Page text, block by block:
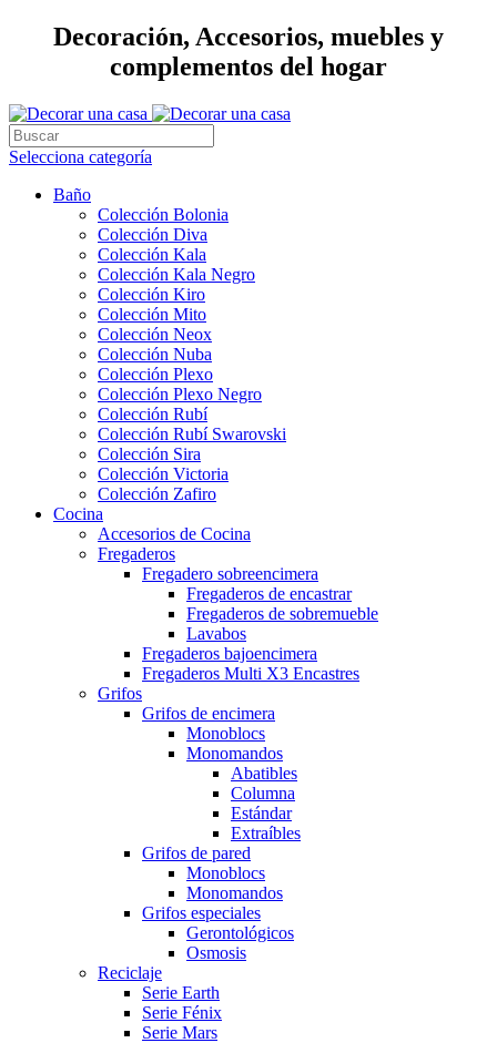
Decoración, Accesorios, muebles y
complementos del hogar
Selecciona categoría
Baño
Colección Bolonia
Colección Diva
Colección Kala
Colección Kala Negro
Colección Kiro
Colección Mito
Colección Neox
Colección Nuba
Colección Plexo
Colección Plexo Negro
Colección Rubí
Colección Rubí Swarovski
Colección Sira
Colección Victoria
Colección Zafiro
Cocina
Accesorios de Cocina
Fregaderos
Fregadero sobreencimera
Fregaderos de encastrar
Fregaderos de sobremueble
Lavabos
Fregaderos bajoencimera
Fregaderos Multi X3 Encastres
Grifos
Grifos de encimera
Monoblocs
Monomandos
Abatibles
Columna
Estándar
Extraíbles
Grifos de pared
Monoblocs
Monomandos
Grifos especiales
Gerontológicos
Osmosis
Reciclaje
Serie Earth
Serie Fénix
Serie Mars